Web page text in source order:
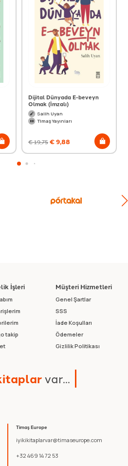
Dijital Dünyada E-beveyn
Olmak (İmzalı)
Salih Uyan
Timaş Yayınları
€19,75€9,88
Timaş Europe
iyikikitaplarvar@timaseurope.com
+32 469 14 72 53
İşleri
takip
Müşteri Hizmetleri
Genel Şartlar
SSS
İade Koşulları
Ödemeler
Gizlilik Politikası
itaplarvar...